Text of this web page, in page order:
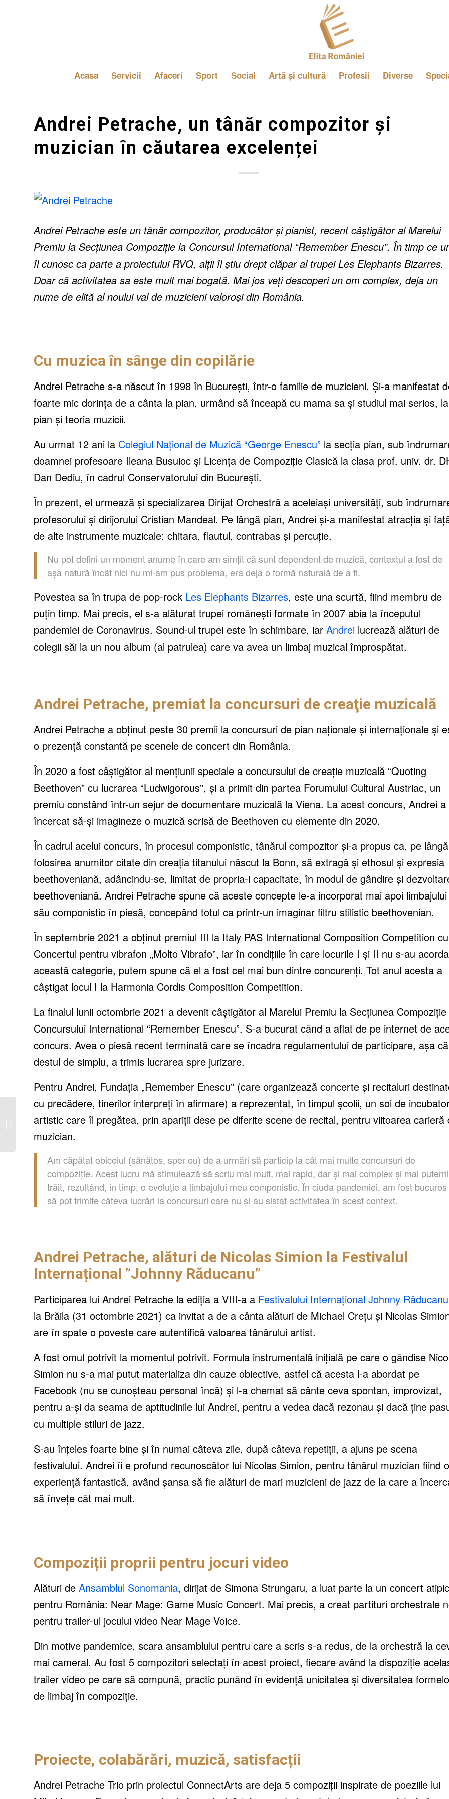
Acasa Servicii Afaceri Sport Social Artă și cultură Profesii Diverse
Andrei Petrache, un tânăr compozitor și
muzician în căutarea excelenței
Andrei Petrache este un tânăr compozitor, producător și pianist, recent câștigător al Marelui
Premiu la Secțiunea Compoziție la Concursul International “Remember Enescu”. În timp ce
îl cunosc ca parte a proiectului RVQ, alții îl știu drept clăpar al trupei Les Elephants Bizarres.
Doar că activitatea sa este mult mai bogată. Mai jos veți descoperi un om complex, deja un
nume de elită al noului val de muzicieni valoroși din România.
Cu muzica în sânge din copilărie
Andrei Petrache s-a născut în 1998 în București, într-o familie de muzicieni. Și-a manifestat
foarte mic dorința de a cânta la pian, urmând să înceapă cu mama sa și studiul mai serios, la
pian și teoria muzicii.
Au urmat 12 ani la Colegiul Național de Muzică “George Enescu” la secția pian, sub
doamnei profesoare Ileana Busuioc și Licența de Compoziție Clasică la clasa prof. univ. dr.
Dan Dediu, în cadrul Conservatorului din București.
În prezent, el urmează și specializarea Dirijat Orchestră a aceleiaşi universităţi, sub
profesorului şi dirijorului Cristian Mandeal. Pe lângă pian, Andrei și-a manifestat atracția și
de alte instrumente muzicale: chitara, flautul, contrabas şi percuţie.
Nu pot defini un moment anume în care am simțit că sunt dependent de muzică, contextul a fost de
așa natură încât nici nu mi-am pus problema, era deja o formă naturală de a fi.
Povestea sa în trupa de pop-rock Les Elephants Bizarres, este una scurtă, fiind membru de
puțin timp. Mai precis, el s-a alăturat trupei românești formate în 2007 abia la începutul
pandemiei de Coronavirus. Sound-ul trupei este în schimbare, iar Andrei lucrează alături de
colegii săi la un nou album (al patrulea) care va avea un limbaj muzical împrospătat.
Andrei Petrache, premiat la concursuri de creaţie muzicală
Andrei Petrache a obţinut peste 30 premii la concursuri de pian naţionale şi internaţionale şi
o prezenţă constantă pe scenele de concert din România.
În 2020 a fost câştigător al menţiunii speciale a concursului de creaţie muzicală “Quoting
Beethoven” cu lucrarea “Ludwigorous”, și a primit din partea Forumului Cultural Austriac, un
premiu constând într-un sejur de documentare muzicală la Viena. La acest concurs, Andrei a
încercat să-și imagineze o muzică scrisă de Beethoven cu elemente din 2020.
În cadrul acelui concurs, în procesul componistic, tânărul compozitor și-a propus ca, pe lângă
folosirea anumitor citate din creația titanului născut la Bonn, să extragă și ethosul și expresia
beethoveniană, adâncindu-se, limitat de propria-i capacitate, în modul de gândire și
beethoveniană. Andrei Petrache spune că aceste concepte le-a incorporat mai apoi limbajului
său componistic în piesă, concepând totul ca printr-un imaginar filtru stilistic beethovenian.
În septembrie 2021 a obținut premiul III la Italy PAS International Composition Competition cu
Concertul pentru vibrafon „Molto Vibrafo”, iar în condițiile în care locurile I și II nu s-au
această categorie, putem spune că el a fost cel mai bun dintre concurenți. Tot anul acesta a
câștigat locul I la Harmonia Cordis Composition Competition.
La finalul lunii octombrie 2021 a devenit câștigător al Marelui Premiu la Secțiunea
Concursului International “Remember Enescu”. S-a bucurat când a aflat de pe internet de
concurs. Avea o piesă recent terminată care se încadra regulamentului de participare, așa
destul de simplu, a trimis lucrarea spre jurizare.
Pentru Andrei, Fundația „Remember Enescu” (care organizează concerte și recitaluri
cu precădere, tinerilor interpreți în afirmare) a reprezentat, în timpul școlii, un soi de
artistic care îl pregătea, prin apariții dese pe diferite scene de recital, pentru viitoarea carieră
muzician.
Am căpătat obiceiul (sănătos, sper eu) de a urmări să particip la cât mai multe concursuri de
compoziție. Acest lucru mă stimulează să scriu mai mult, mai rapid, dar și mai complex și mai
trăit, rezultând, in timp, o evoluție a limbajului meu componistic. În ciuda pandemiei, am fost bucuros
să pot trimite câteva lucrări la concursuri care nu și-au sistat activitatea în acest context.
Andrei Petrache, alături de Nicolas Simion la Festivalul
Internațional ”Johnny Răducanu”
Participarea lui Andrei Petrache la ediția a VIII-a a Festivalului Internațional Johnny Răducanu
la Brăila (31 octombrie 2021) ca invitat a de a cânta alături de Michael Crețu și Nicolas
are în spate o poveste care autentifică valoarea tânărului artist.
A fost omul potrivit la momentul potrivit. Formula instrumentală inițială pe care o gândise
Simion nu s-a mai putut materializa din cauze obiective, astfel că acesta l-a abordat pe
Facebook (nu se cunoșteau personal încă) și l-a chemat să cânte ceva spontan, improvizat,
pentru a-și da seama de aptitudinile lui Andrei, pentru a vedea dacă rezonau și dacă ține
cu multiple stiluri de jazz.
S-au înțeles foarte bine și în numai câteva zile, după câteva repetiții, a ajuns pe scena
festivalului. Andrei îi e profund recunoscător lui Nicolas Simion, pentru tânărul muzician fiind o
experiență fantastică, având șansa să fie alături de mari muzicieni de jazz de la care a
să învețe cât mai mult.
Compoziții proprii pentru jocuri video
Alături de Ansamblul Sonomania, dirijat de Simona Strungaru, a luat parte la un concert atipic
pentru România: Near Mage: Game Music Concert. Mai precis, a creat partituri orchestrale
pentru trailer-ul jocului video Near Mage Voice.
Din motive pandemice, scara ansamblului pentru care a scris s-a redus, de la orchestră la
mai cameral. Au fost 5 compozitori selectați în acest proiect, fiecare având la dispoziție
trailer video pe care să compună, practic punând în evidență unicitatea și diversitatea
de limbaj în compoziție.
Proiecte, colabărări, muzică, satisfacții
Andrei Petrache Trio prin proiectul ConnectArts are deja 5 compoziții inspirate de poeziile lui
Atelier Bolero, atelier
vestimentar destinat
viziun...